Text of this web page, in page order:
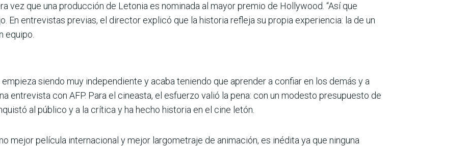
vez que una producción de Letonia es nominada al mayor premio de Hollywood. “Así que
En entrevistas previas, el director explicó que la historia refleja su propia experiencia: la de un
equipo.
empieza siendo muy independiente y acaba teniendo que aprender a confiar en los demás y a
entrevista con AFP. Para el cineasta, el esfuerzo valió la pena: con un modesto presupuesto de
al público y a la crítica y ha hecho historia en el cine letón.
mejor película internacional y mejor largometraje de animación, es inédita ya que ninguna